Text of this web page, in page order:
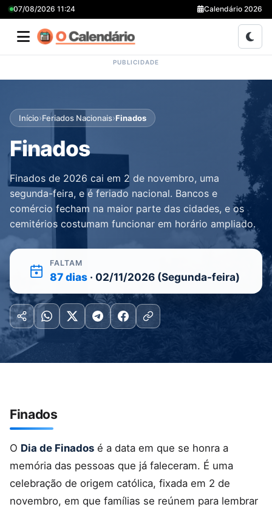
07/08/2026 11:24 Calendário 2026
Início›Feriados Nacionais›Finados
Finados
Finados de 2026 cai em 2 de novembro, uma
segunda-feira, e é feriado nacional. Bancos e
comércio fecham na maior parte das cidades, e os
cemitérios costumam funcionar em horário ampliado.
FALTAM
87 dias · 02/11/2026 (Segunda-feira)
Finados
O Dia de Finados é a data em que se honra a
memória das pessoas que já faleceram. É uma
celebração de origem católica, fixada em 2 de
novembro, em que famílias se reúnem para lembrar